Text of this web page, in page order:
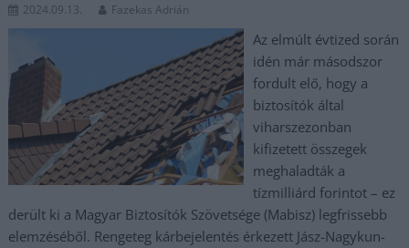
2024.09.13. Fazekas Adrián
Az elmúlt évtized során
idén már másodszor
fordult elő, hogy a
biztosítók által
viharszezonban
kifizetett összegek
meghaladták a
tízmilliárd forintot – ez
derült ki a Magyar Biztosítók Szövetsége (Mabisz) legfrissebb
elemzéséből. Rengeteg kárbejelentés érkezett Jász-Nagykun-